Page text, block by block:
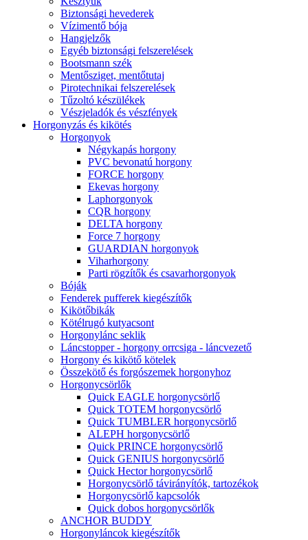
Biztonsági hevederek
Vízimentő bója
Hangjelzők
Egyéb biztonsági felszerelések
Bootsmann szék
Mentősziget, mentőtutaj
Pirotechnikai felszerelések
Tűzoltó készülékek
Vészjeladók és vészfények
Horgonyzás és kikötés
Horgonyok
Négykapás horgony
PVC bevonatú horgony
FORCE horgony
Ekevas horgony
Laphorgonyok
CQR horgony
DELTA horgony
Force 7 horgony
GUARDIAN horgonyok
Viharhorgony
Parti rögzítők és csavarhorgonyok
Bóják
Fenderek pufferek kiegészítők
Kikötőbikák
Kötélrugó kutyacsont
Horgonylánc seklik
Láncstopper - horgony orrcsiga - láncvezető
Horgony és kikötő kötelek
Összekötő és forgószemek horgonyhoz
Horgonycsörlők
Quick EAGLE horgonycsörlő
Quick TOTEM horgonycsörlő
Quick TUMBLER horgonycsörlő
ALEPH horgonycsörlő
Quick PRINCE horgonycsörlő
Quick GENIUS horgonycsörlő
Quick Hector horgonycsörlő
Horgonycsörlő távirányítók, tartozékok
Horgonycsörlő kapcsolók
Quick dobos horgonycsörlők
ANCHOR BUDDY
Horgonyláncok kiegészítők